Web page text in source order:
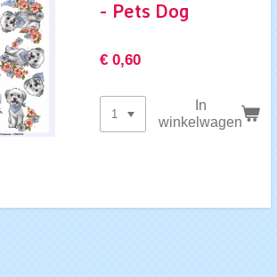
- Pets Dog
€ 0,60
In
winkelwagen